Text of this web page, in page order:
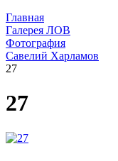
Главная
Галерея ЛОВ
Фотография
Савелий Харламов
27
27